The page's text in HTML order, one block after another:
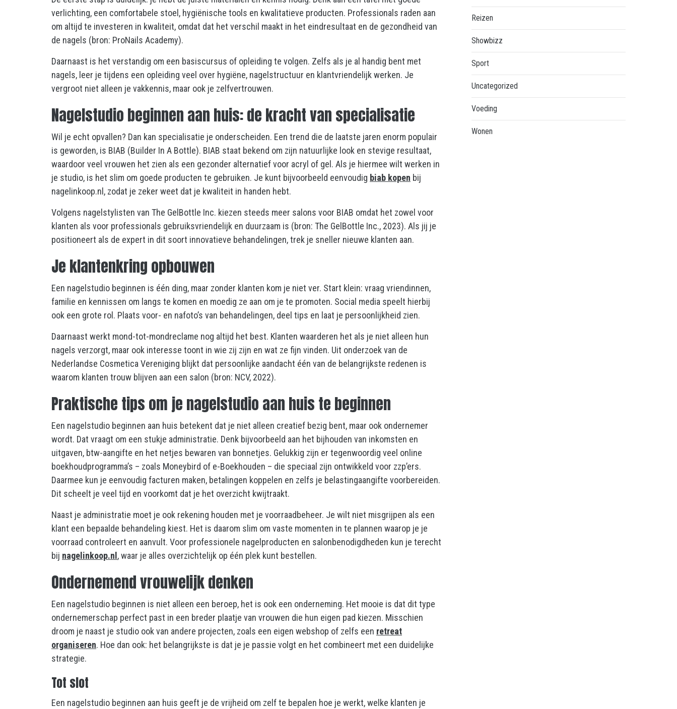
verlichting, een comfortabele stoel, hygiënische tools en kwalitatieve producten. Professionals raden aan
om altijd te investeren in kwaliteit, omdat dat het verschil maakt in het eindresultaat en de gezondheid van
de nagels (bron: ProNails Academy).
Daarnaast is het verstandig om een basiscursus of opleiding te volgen. Zelfs als je al handig bent met
nagels, leer je tijdens een opleiding veel over hygiëne, nagelstructuur en klantvriendelijk werken. Je
vergroot niet alleen je vakkennis, maar ook je zelfvertrouwen.
Nagelstudio beginnen aan huis: de kracht van specialisatie
Wil je echt opvallen? Dan kan specialisatie je onderscheiden. Een trend die de laatste jaren enorm populair
is geworden, is BIAB (Builder In A Bottle). BIAB staat bekend om zijn natuurlijke look en stevige resultaat,
waardoor veel vrouwen het zien als een gezonder alternatief voor acryl of gel. Als je hiermee wilt werken in
je studio, is het slim om goede producten te gebruiken. Je kunt bijvoorbeeld eenvoudig biab kopen bij
nagelinkoop.nl, zodat je zeker weet dat je kwaliteit in handen hebt.
Volgens nagelstylisten van The GelBottle Inc. kiezen steeds meer salons voor BIAB omdat het zowel voor
klanten als voor professionals gebruiksvriendelijk en duurzaam is (bron: The GelBottle Inc., 2023). Als jij je
positioneert als de expert in dit soort innovatieve behandelingen, trek je sneller nieuwe klanten aan.
Je klantenkring opbouwen
Een nagelstudio beginnen is één ding, maar zonder klanten kom je niet ver. Start klein: vraag vriendinnen,
familie en kennissen om langs te komen en moedig ze aan om je te promoten. Social media speelt hierbij
ook een grote rol. Plaats voor- en nafoto’s van behandelingen, deel tips en laat je persoonlijkheid zien.
Daarnaast werkt mond-tot-mondreclame nog altijd het best. Klanten waarderen het als je niet alleen hun
nagels verzorgt, maar ook interesse toont in wie zij zijn en wat ze fijn vinden. Uit onderzoek van de
Nederlandse Cosmetica Vereniging blijkt dat persoonlijke aandacht één van de belangrijkste redenen is
waarom klanten trouw blijven aan een salon (bron: NCV, 2022).
Praktische tips om je nagelstudio aan huis te beginnen
Een nagelstudio beginnen aan huis betekent dat je niet alleen creatief bezig bent, maar ook ondernemer
wordt. Dat vraagt om een stukje administratie. Denk bijvoorbeeld aan het bijhouden van inkomsten en
uitgaven, btw-aangifte en het netjes bewaren van bonnetjes. Gelukkig zijn er tegenwoordig veel online
boekhoudprogramma’s – zoals Moneybird of e-Boekhouden – die speciaal zijn ontwikkeld voor zzp’ers.
Daarmee kun je eenvoudig facturen maken, betalingen koppelen en zelfs je belastingaangifte voorbereiden.
Dit scheelt je veel tijd en voorkomt dat je het overzicht kwijtraakt.
Naast je administratie moet je ook rekening houden met je voorraadbeheer. Je wilt niet misgrijpen als een
klant een bepaalde behandeling kiest. Het is daarom slim om vaste momenten in te plannen waarop je je
voorraad controleert en aanvult. Voor professionele nagelproducten en salonbenodigdheden kun je terecht
bij nagelinkoop.nl , waar je alles overzichtelijk op één plek kunt bestellen.
Ondernemend vrouwelijk denken
Een nagelstudio beginnen is niet alleen een beroep, het is ook een onderneming. Het mooie is dat dit type
ondernemerschap perfect past in een breder plaatje van vrouwen die hun eigen pad kiezen. Misschien
droom je naast je studio ook van andere projecten, zoals een eigen webshop of zelfs een retreat
organiseren. Hoe dan ook: het belangrijkste is dat je je passie volgt en het combineert met een duidelijke
strategie.
Tot slot
Een nagelstudio beginnen aan huis geeft je de vrijheid om zelf te bepalen hoe je werkt, welke klanten je
Reizen
Showbizz
Sport
Uncategorized
Voeding
Wonen